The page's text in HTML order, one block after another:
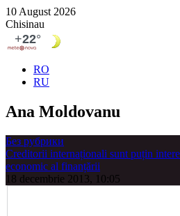
10 August 2026
Chisinau
RO
RU
Ana Moldovanu
Без рубрики
Creditorii internaționali sunt puțin
economic al finanțării
18 decembrie 2013, 10:05